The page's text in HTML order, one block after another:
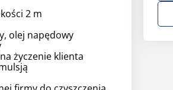
2 m
olej napędowy
życzenie klienta